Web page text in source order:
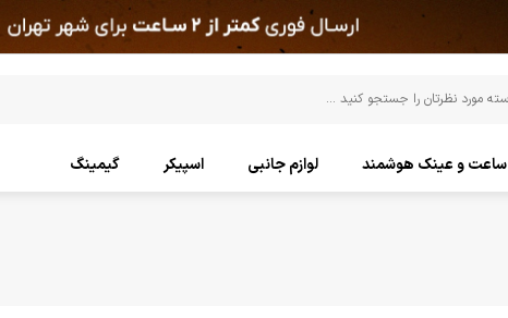
ساعت و عینک هوشمند لوازم جانبی اسپیکر گیمینگ